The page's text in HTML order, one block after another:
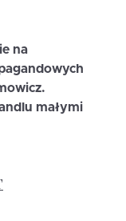
na
małymi